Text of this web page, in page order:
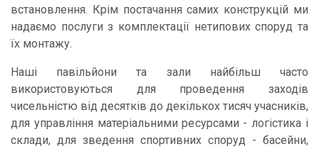
встановлення. Крім постачання самих конструкцій ми
надаємо послуги з комплектації нетипових споруд та
їх монтажу.
Наші павільйони та зали найбільш часто
використовуються для проведення заходів
чисельністю від десятків до декількох тисяч учасників,
для управління матеріальними ресурсами - логістика і
склади, для зведення спортивних споруд - басейни,